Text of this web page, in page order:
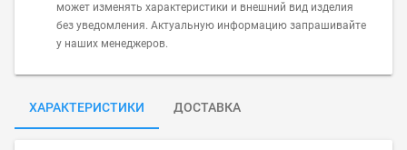
может изменять характеристики и внешний вид изделия
без уведомления. Актуальную информацию запрашивайте
у наших менеджеров.
ХАРАКТЕРИСТИКИ ДОСТАВКА